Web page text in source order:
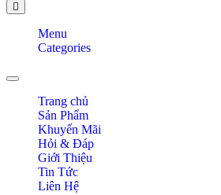
Menu
Categories
Toggle navigation
Trang chủ
Sản Phẩm
Khuyến Mãi
Hỏi & Đáp
Giới Thiệu
Tin Tức
Liên Hệ